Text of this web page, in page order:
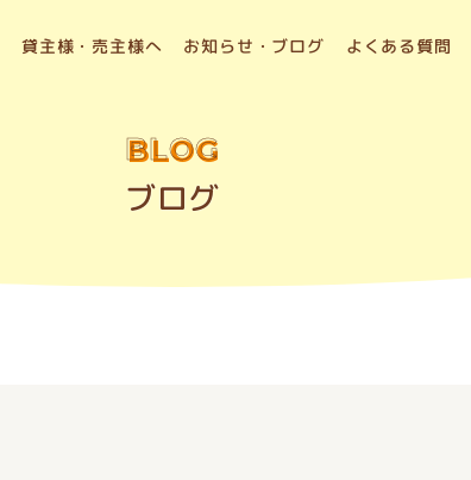
貸主様・売主様へ お知らせ・ブログ よくある質問
BLOG
ブログ